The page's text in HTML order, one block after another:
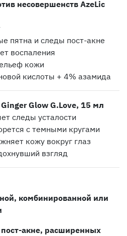
несовершенств AzeLic
пятна и следы пост-акне
воспаления
кожи
кислоты + 4% азамида
Glow G.Love, 15 мл
следы усталости
с темными кругами
кожу вокруг глаз
взгляд
комбинированной или
акне, расширенных